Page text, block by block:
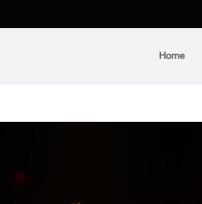
Home